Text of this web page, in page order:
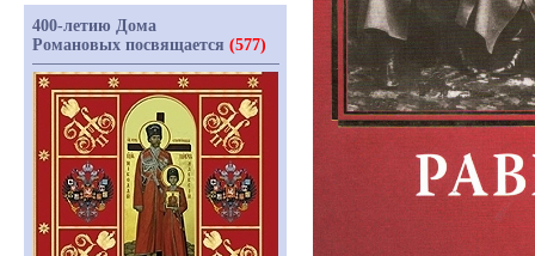
400-летию Дома
Романовых посвящается (577)